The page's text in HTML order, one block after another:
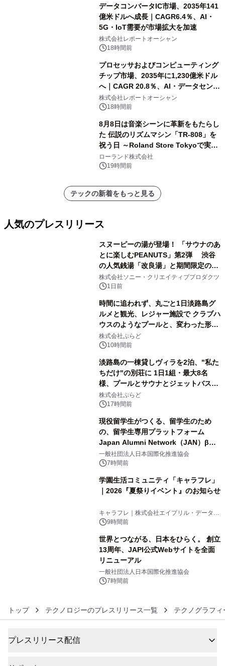
データコンバータIC市場、2035年141
億米ドルへ成長｜CAGR6.4％、AI・
5G・IoT需要が市場拡大を加速
株式会社レポートオーシャン
18時間前
プロセッサおよびコンピューティング
チップ市場、2035年に1,230億米ドル
へ｜CAGR 20.8％、AI・データセンタ
ー需要が成長を牽引
株式会社レポートオーシャン
18時間前
8月8日は音楽シーンに革新をもたらし
た 伝説のリズムマシン「TR-808」を
祝う日 ～Roland Store Tokyoで実機
を展示しての 記念キャンペーンを開
催 英国ラジオ「NTS」の 特別プログ
アーティストを フィーチャーしたアニ
メーションを公開～
ローランド株式会社
19時間前
テックの新着をもっと見る
人気のプレスリリース
スヌーピーの湯が登場！ 「サウナのあ
とに楽しむPEANUTS」第2弾 渋谷
の人気銭湯「改良湯」と期間限定のコ
ラボレーション サウナイキタイコラ
ボグッズも発売決定！
株式会社ソニー・クリエイティブプロダクツ
1日前
時間に追われず、丸ごと1日淡路島グ
ルメと観光、レジャー施設で クラブハ
ウスのようなプールと、変わった形の
サウナも 「THE BOXY AWAJI」のお
得な素泊まり連泊プランで
株式会社ぷらど
10時間前
淡路島の一棟貸しヴィラを2泊、"私た
ちだけ"の別荘に 1日1組・最大8名
様、プールとサウナとジェットバス付
きで Villa Mon Temps AWAJIの連泊
素泊りプラン
株式会社ぷらど
17時間前
現役留学生がつくる、留学生のため
の、留学生専用プラットフォーム
Japan Alumni Network（JAN）β版
をリリース
一般社団法人日本国際化推進協会
7時間前
学園生活コミュニティ「キャラフレ」
｜2026『夏祭りイベント』のお知らせ
キャラフレ｜株式会社エイプリル・データ・
デザインズ
9時間前
世界とつながる、日本をひらく。 創立
13周年、JAPI公式Webサイトを全面
リニューアル
一般社団法人日本国際化推進協会
7時間前
トップ テクノロジーのプレスリリース一覧 テクノグラフ
プレスリリース配信